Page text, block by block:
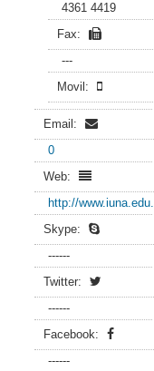
4361 4419
Fax:
---
Movil:
Email:
0
Web:
http://
Skype:
------
Twitter:
------
Facebook:
------